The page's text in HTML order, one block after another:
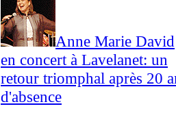
Anne Marie David
en concert à Lavelanet: un
retour triomphal après 20
d'absence